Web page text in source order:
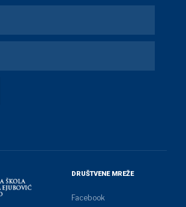
DRUŠTVENE MREŽE
Facebook